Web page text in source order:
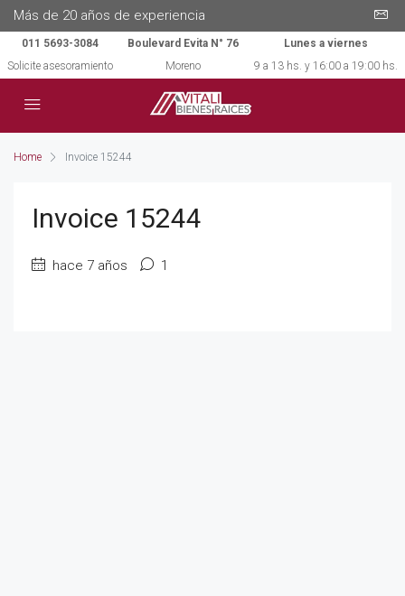
Más de 20 años de experiencia
011 5693-3084
Solicite asesoramiento
Boulevard Evita N° 76
Moreno
Lunes a viernes
9 a 13 hs. y 16:00 a 19:00 hs.
Home Invoice 15244
Invoice 15244
hace 7 años 1